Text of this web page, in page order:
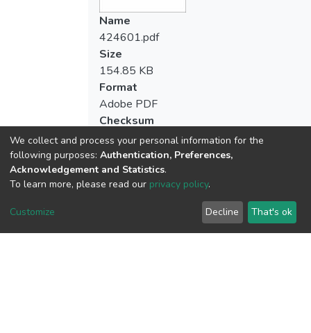
Name
424601.pdf
Size
154.85 KB
Format
Adobe PDF
Checksum
We collect and process your personal information for the
following purposes: Authentication, Preferences,
Acknowledgement and Statistics.
To learn more, please read our privacy policy.
Customize Decline That's ok